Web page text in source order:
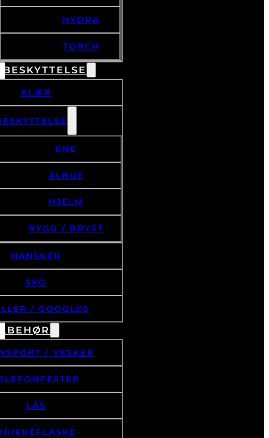
HYDRA
TORCH
KLÆR
KNE
ALBUE
HJELM
RYGG / BRYST
HANSKER
SKO
/ GOGGLES
/ VESKER
LÅS